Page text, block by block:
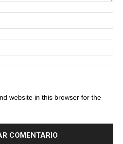
website in this browser for the